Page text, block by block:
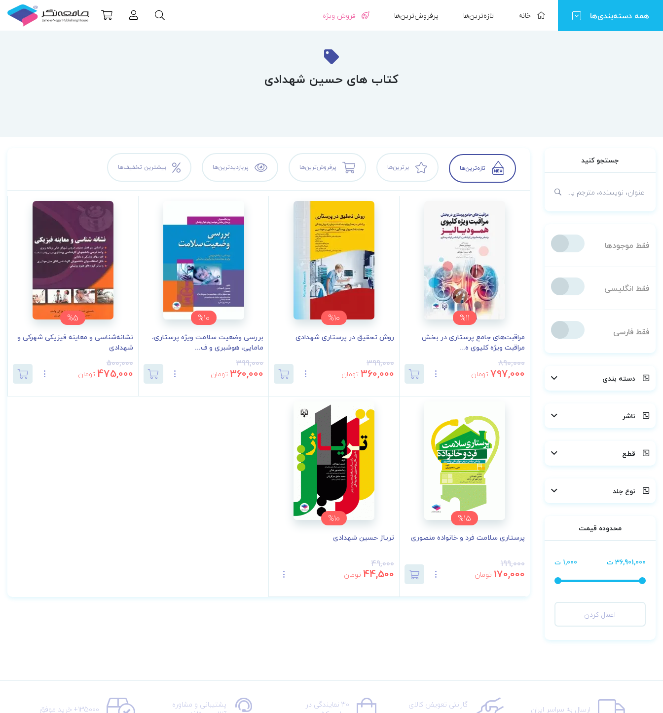
همه دسته‌بندی‌ها خانه تازه‌ترین‌ها پرفروش‌ترین‌ها فروش ویژه
کتاب های حسین شهدادی
جستجو کنید
فقط موجودها
فقط انگلیسی
فقط فارسی
دسته بندی
ناشر
قطع
نوع جلد
محدوده قیمت
1,000 ت 36,901,000 ت
اعمال کردن
تازه‌ترین‌ها برترین‌ها پرفروش‌ترین‌ها پربازدیدترین‌ها بیشترین تخفیف‌ها
%11
مراقبت‌های جامع پرستاری در بخش
مراقبت ویژه کلیوی ه...
890,000
797,000 تومان
%10
روش تحقیق در پرستاری شهدادی
399,000
360,000 تومان
%10
بررسی وضعیت سلامت ویژه پرستاری،
مامایی، هوشبری و ف...
399,000
360,000 تومان
%5
نشانه‌شناسی و معاینه فیزیکی شهرکی و
شهدادی
500,000
475,000 تومان
%15
پرستاری سلامت فرد و خانواده منصوری
199,000
170,000 تومان
%10
تریاژ حسین شهدادی
49,000
44,500 تومان
ارسال به سراسر ایران گارانتی تعویض کالای 30 نمایندگی در پشتیبانی و مشاوره 135000+ خرید موفق